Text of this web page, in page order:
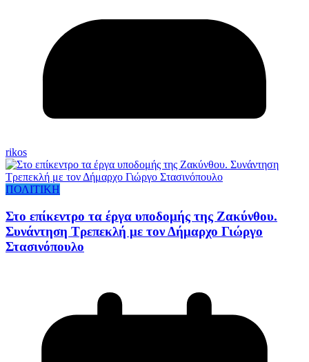
rikos
ΠΟΛΙΤΙΚΗ
Στο επίκεντρο τα έργα υποδομής της Ζακύνθου.
Συνάντηση Τρεπεκλή με τον Δήμαρχο Γιώργο
Στασινόπουλο